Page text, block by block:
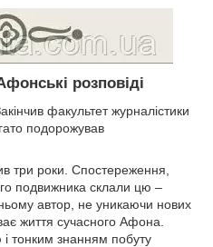
розповіді
факультет журналістики
подорожував
три роки. Спостереження,
подвижника склали цю –
автор, не уникаючи нових
життя сучасного Афона.
тонким знанням побуту